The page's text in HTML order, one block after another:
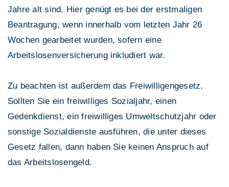
Jahre alt sind. Hier genügt es bei der erstmaligen
Beantragung, wenn innerhalb vom letzten Jahr 26
Wochen gearbeitet wurden, sofern eine
Arbeitslosenversicherung inkludiert war.
Zu beachten ist außerdem das Freiwilligengesetz.
Sollten Sie ein freiwilliges Sozialjahr, einen
Gedenkdienst, ein freiwilliges Umweltschutzjahr oder
sonstige Sozialdienste ausführen, die unter dieses
Gesetz fallen, dann haben Sie keinen Anspruch auf
das Arbeitslosengeld.